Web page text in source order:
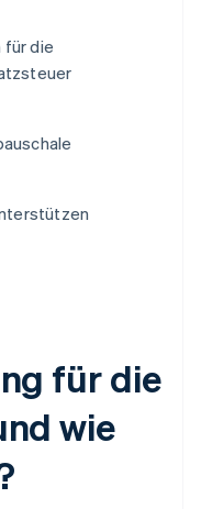
für die
für die
wie